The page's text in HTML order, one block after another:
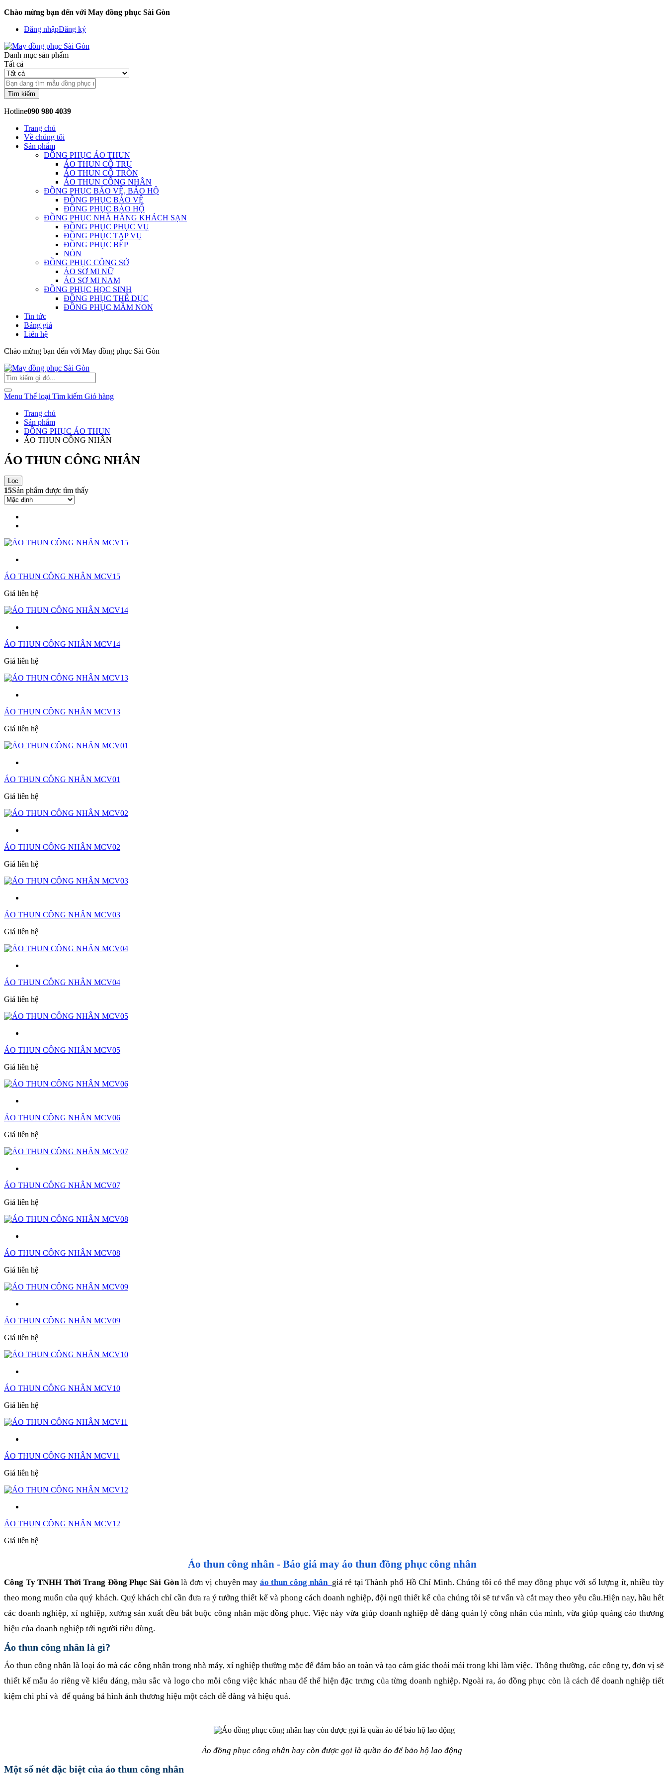
Chào mừng bạn đến với May đồng phục Sài Gòn
Đăng nhậpĐăng ký
Danh mục sản phẩm
Tất cả
Tìm kiếm
Hotline090 980 4039
Trang chủ
Về chúng tôi
Sản phẩm
ĐỒNG PHỤC ÁO THUN
ÁO THUN CỔ TRỤ
ÁO THUN CỔ TRÒN
ÁO THUN CÔNG NHÂN
ĐỒNG PHỤC BẢO VỆ, BẢO HỘ
ĐỒNG PHỤC BẢO VỆ
ĐỒNG PHỤC BẢO HỘ
ĐỒNG PHỤC NHÀ HÀNG KHÁCH SẠN
ĐỒNG PHỤC PHỤC VỤ
ĐỒNG PHỤC TẠP VỤ
ĐỒNG PHỤC BẾP
NÓN
ĐỒNG PHỤC CÔNG SỞ
ÁO SƠ MI NỮ
ÁO SƠ MI NAM
ĐỒNG PHỤC HỌC SINH
ĐỒNG PHỤC THỂ DỤC
ĐỒNG PHỤC MẦM NON
Tin tức
Bảng giá
Liên hệ
Chào mừng bạn đến với May đồng phục Sài Gòn
Menu Thể loại Tìm kiếm Giỏ hàng
Trang chủ
Sản phẩm
ĐỒNG PHỤC ÁO THUN
ÁO THUN CÔNG NHÂN
ÁO THUN CÔNG NHÂN
Lọc
15Sản phẩm được tìm thấy
ÁO THUN CÔNG NHÂN MCV15
Giá liên hệ
ÁO THUN CÔNG NHÂN MCV14
Giá liên hệ
ÁO THUN CÔNG NHÂN MCV13
Giá liên hệ
ÁO THUN CÔNG NHÂN MCV01
Giá liên hệ
ÁO THUN CÔNG NHÂN MCV02
Giá liên hệ
ÁO THUN CÔNG NHÂN MCV03
Giá liên hệ
ÁO THUN CÔNG NHÂN MCV04
Giá liên hệ
ÁO THUN CÔNG NHÂN MCV05
Giá liên hệ
ÁO THUN CÔNG NHÂN MCV06
Giá liên hệ
ÁO THUN CÔNG NHÂN MCV07
Giá liên hệ
ÁO THUN CÔNG NHÂN MCV08
Giá liên hệ
ÁO THUN CÔNG NHÂN MCV09
Giá liên hệ
ÁO THUN CÔNG NHÂN MCV10
Giá liên hệ
ÁO THUN CÔNG NHÂN MCV11
Giá liên hệ
ÁO THUN CÔNG NHÂN MCV12
Giá liên hệ
Áo thun công nhân - Báo giá may áo thun đồng phục công nhân
Công Ty TNHH Thời Trang Đồng Phục Sài Gònlà đơn vị chuyên may áo thun công nhân giá rẻ tại Thành phố Hồ Chí Minh. Chúng tôi có thể may đồng phục với số lượng ít, nhiều tùy
theo mong muốn của quý khách. Quý khách chỉ cần đưa ra ý tưởng thiết kế và phong cách doanh nghiệp, đội ngũ thiết kế của chúng tôi sẽ tư vấn và cắt may theo yêu cầu.Hiện nay, hầu hết
các doanh nghiệp, xí nghiệp, xưởng sản xuất đều bắt buộc công nhân mặc đồng phục. Việc này vừa giúp doanh nghiệp dễ dàng quản lý công nhân của mình, vừa giúp quảng cáo thương
hiệu của doanh nghiệp tới người tiêu dùng.
Áo thun công nhân là gì?
Áo thun công nhân là loại áo mà các công nhân trong nhà máy, xí nghiệp thường mặc để đảm bảo an toàn và tạo cảm giác thoải mái trong khi làm việc. Thông thường, các công ty, đơn vị sẽ
thiết kế mẫu áo riêng về kiểu dáng, màu sắc và logo cho mỗi công việc khác nhau để thể hiện đặc trưng của từng doanh nghiệp. Ngoài ra, áo đồng phục còn là cách để doanh nghiệp tiết
kiệm chi phí và để quảng bá hình ảnh thương hiệu một cách dễ dàng và hiệu quả.
Áo đồng phục công nhân hay còn được gọi là quần áo để bảo hộ lao động
Một số nét đặc biệt của áo thun công nhân